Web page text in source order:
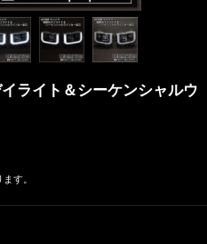
ライト＆シーケンシャルウ
す。